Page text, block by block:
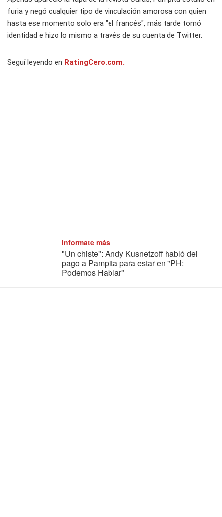
furia y negó cualquier tipo de vinculación amorosa con quien
hasta ese momento solo era "el francés", más tarde tomó
identidad e hizo lo mismo a través de su cuenta de Twitter.
Seguí leyendo en RatingCero.com.
Informate más
"Un chiste": Andy Kusnetzoff habló del
pago a Pampita para estar en "PH:
Podemos Hablar"